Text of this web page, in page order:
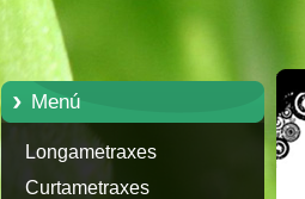
Menú
Longametraxes
Curtametraxes